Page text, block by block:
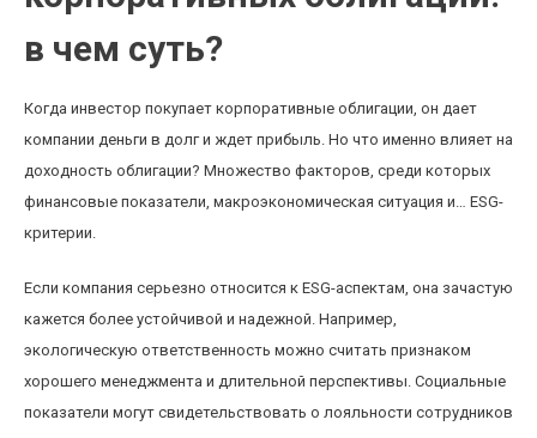
в чем суть?
Когда инвестор покупает корпоративные облигации, он дает
компании деньги в долг и ждет прибыль. Но что именно влияет на
доходность облигации? Множество факторов, среди которых
финансовые показатели, макроэкономическая ситуация и… ESG-
критерии.
Если компания серьезно относится к ESG-аспектам, она зачастую
кажется более устойчивой и надежной. Например,
экологическую ответственность можно считать признаком
хорошего менеджмента и длительной перспективы. Социальные
показатели могут свидетельствовать о лояльности сотрудников